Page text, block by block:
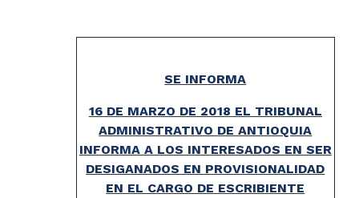
SE INFORMA
16 DE MARZO DE 2018 EL TRIBUNAL
ADMINISTRATIVO DE ANTIOQUIA
INFORMA A LOS INTERESADOS EN SER
DESIGANADOS EN PROVISIONALIDAD
EN EL CARGO DE ESCRIBIENTE